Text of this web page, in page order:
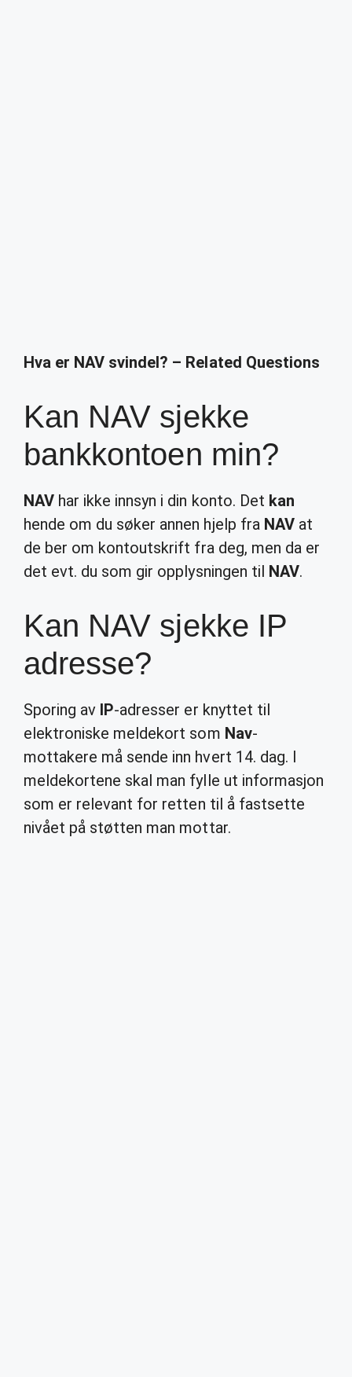
Hva er NAV svindel? – Related Questions
Kan NAV sjekke
bankkontoen min?
NAV har ikke innsyn i din konto. Det kan
hende om du søker annen hjelp fra NAVat
de ber om kontoutskrift fra deg, men da er
det evt. du som gir opplysningen til NAV.
Kan NAV sjekke IP
adresse?
Sporing av IP-adresser er knyttet til
elektroniske meldekort som Nav-
mottakere må sende inn hvert 14. dag. I
meldekortene skal man fylle ut informasjon
som er relevant for retten til å fastsette
nivået på støtten man mottar.